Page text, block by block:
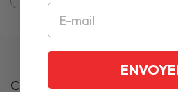
Catégories similaires